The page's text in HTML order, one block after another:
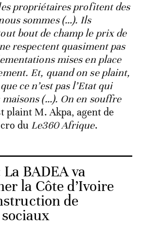
propriétaires profitent des
sommes (…). Ils
bout de champ le prix de
respectent quasiment pas
mises en place
Et, quand on se plaint,
ce n’est pas l’Etat qui
(…). On en souffre
plaint M. Akpa, agent de
du Le360 Afrique.
La BADEA va
la Côte d’Ivoire
de